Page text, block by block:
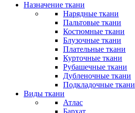
Назначение ткани
Нарядные ткани
Пальтовые ткани
Костюмные ткани
Блузочные ткани
Плательные ткани
Курточные ткани
Рубашечные ткани
Дубленочные ткани
Подкладочные ткани
Виды ткани
Атлас
Бархат